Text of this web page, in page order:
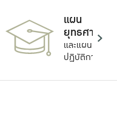
แผน
ยุทธศาสตร์
และแผน
ปฏิบัติการ